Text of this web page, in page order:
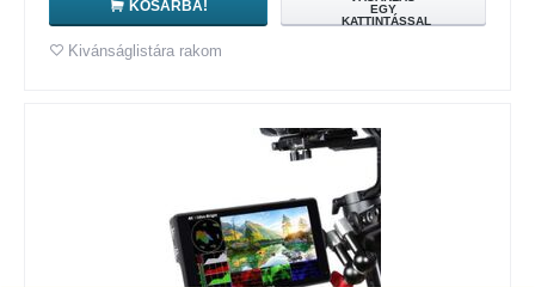
KOSÁRBA!
EGY
KATTINTÁSSAL
Kivánságlistára rakom